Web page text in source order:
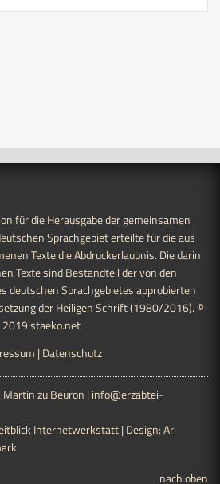
für die Herausgabe der gemeinsamen
Sprachgebiet erteilte für die aus
Texte die Abdruckerlaubnis. Die darin
Texte sind Bestandteil der von den
deutschen Sprachgebietes approbierten
der Heiligen Schrift (1980/2016). ©
2019staeko.net
| Datenschutz
zu Beuron | info@erzabtei-
Internetwerkstatt| Design:Ari
nach oben